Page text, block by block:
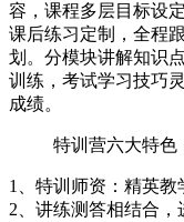
容，课程多层目标设
课后练习定制，全程
划。分模块讲解知识
训练，考试学习技巧
成绩。
特训营六大特色
1、特训师资：精英
2、讲练测答相结合，